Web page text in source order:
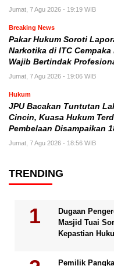
Jumat, 7 Agu 2026 - 19:19 WIB
Breaking News
Pakar Hukum Soroti
Narkotika di ITC Cempaka
Wajib Bertindak
Jumat, 7 Agu 2026 - 19:06 WIB
Hukum
JPU Bacakan Tuntutan
Cincin, Kuasa Hukum
Pembelaan Disampaikan
Jumat, 7 Agu 2026 - 18:56 WIB
TRENDING
Dugaan
Masjid Tuai
Kepastian
Pemilik